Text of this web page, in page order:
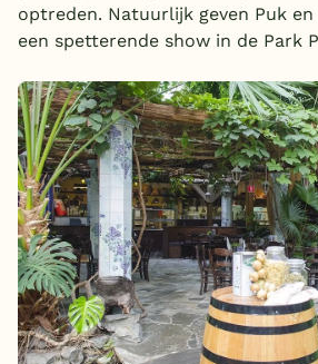
optreden. Natuurlijk geven Puk
een spetterende show in de Park